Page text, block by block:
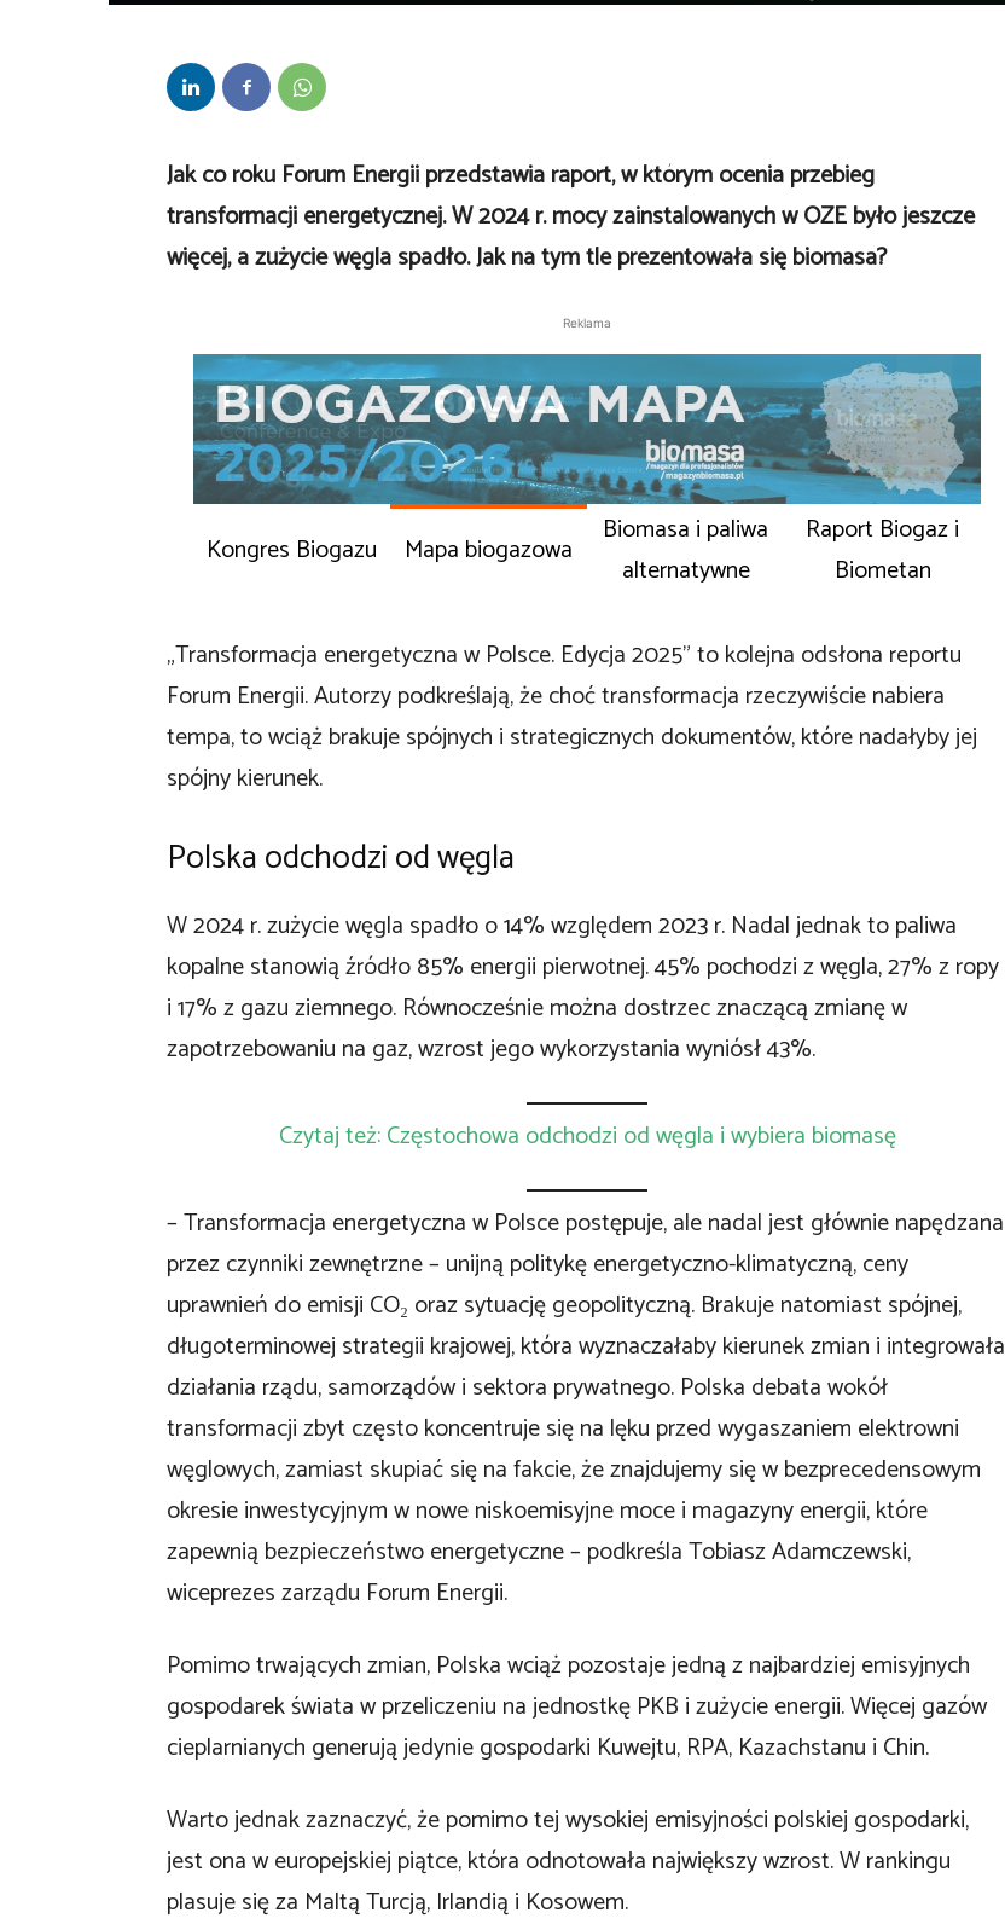
Jak co roku Forum Energii przedstawia raport, w którym ocenia przebieg
transformacji energetycznej. W 2024 r. mocy zainstalowanych w OZE było jeszcze
więcej, a zużycie węgla spadło. Jak na tym tle prezentowała się biomasa?
Reklama
Kongres Biogazu Mapa biogazowa
Biomasa i paliwa
alternatywne
Raport Biogaz i
Biometan
„Transformacja energetyczna w Polsce. Edycja 2025” to kolejna odsłona reportu
Forum Energii. Autorzy podkreślają, że choć transformacja rzeczywiście nabiera
tempa, to wciąż brakuje spójnych i strategicznych dokumentów, które nadałyby jej
spójny kierunek.
Polska odchodzi od węgla
W 2024 r. zużycie węgla spadło o 14% względem 2023 r. Nadal jednak to paliwa
kopalne stanowią źródło 85% energii pierwotnej. 45% pochodzi z węgla, 27% z ropy
i 17% z gazu ziemnego. Równocześnie można dostrzec znaczącą zmianę w
zapotrzebowaniu na gaz, wzrost jego wykorzystania wyniósł 43%.
Czytaj też: Częstochowa odchodzi od węgla i wybiera biomasę
– Transformacja energetyczna w Polsce postępuje, ale nadal jest głównie napędzana
przez czynniki zewnętrzne – unijną politykę energetyczno-klimatyczną, ceny
uprawnień do emisji CO₂ oraz sytuację geopolityczną. Brakuje natomiast spójnej,
długoterminowej strategii krajowej, która wyznaczałaby kierunek zmian i integrowała
działania rządu, samorządów i sektora prywatnego. Polska debata wokół
transformacji zbyt często koncentruje się na lęku przed wygaszaniem elektrowni
węglowych, zamiast skupiać się na fakcie, że znajdujemy się w bezprecedensowym
okresie inwestycyjnym w nowe niskoemisyjne moce i magazyny energii, które
zapewnią bezpieczeństwo energetyczne – podkreśla Tobiasz Adamczewski,
wiceprezes zarządu Forum Energii.
Pomimo trwających zmian, Polska wciąż pozostaje jedną z najbardziej emisyjnych
gospodarek świata w przeliczeniu na jednostkę PKB i zużycie energii. Więcej gazów
cieplarnianych generują jedynie gospodarki Kuwejtu, RPA, Kazachstanu i Chin.
Warto jednak zaznaczyć, że pomimo tej wysokiej emisyjności polskiej gospodarki,
jest ona w europejskiej piątce, która odnotowała największy wzrost. W rankingu
plasuje się za Maltą Turcją, Irlandią i Kosowem.